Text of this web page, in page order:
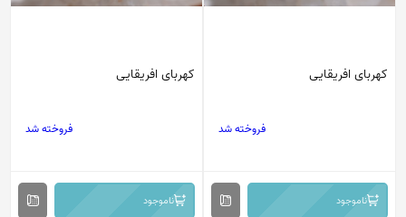
کهربای افریقایی
فروخته شد
ناموجود
کهربای افریقایی
فروخته شد
ناموجود